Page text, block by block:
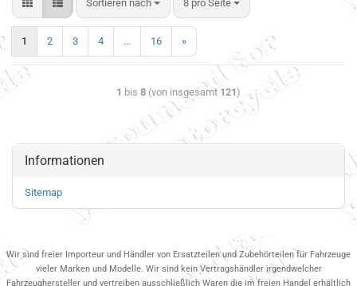
Sortieren nach 8 pro Seite
1 2 3 4 ... 16 »
1 bis 8 (von insgesamt 121)
Informationen
Sitemap
Wir sind freier Importeur und Händler von Ersatzteilen und Zubehörteilen für Fahrzeuge
vieler Marken und Modelle. Wir sind kein Vertragshändler irgendwelcher
Fahrzeughersteller und vertreiben ausschließlich Waren die im freien Handel erhältlich